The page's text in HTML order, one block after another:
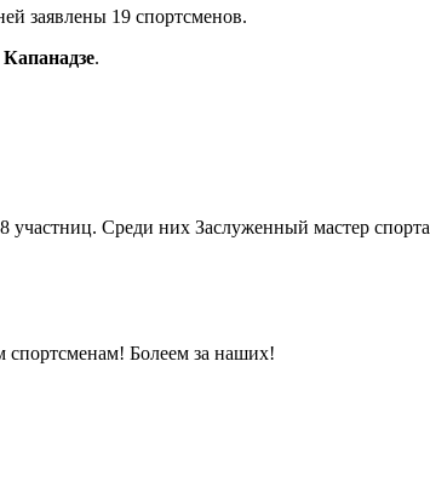
заявлены 19 спортсменов.
Капанадзе.
участниц. Среди них Заслуженный мастер спорта
Болеем за наших!